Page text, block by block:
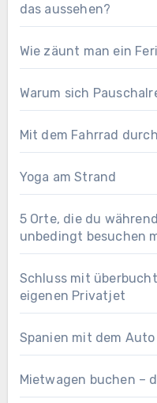
das aussehen?
Wie zäunt man ein
Warum sich
Mit dem Fahrrad
Yoga am Strand
5 Orte, die du
unbedingt besuchen
Schluss mit
eigenen Privatjet
Spanien mit dem
Mietwagen buchen –